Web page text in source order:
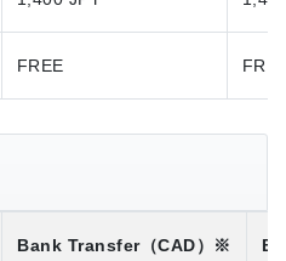
FREE
Bank Transfer（CAD）※